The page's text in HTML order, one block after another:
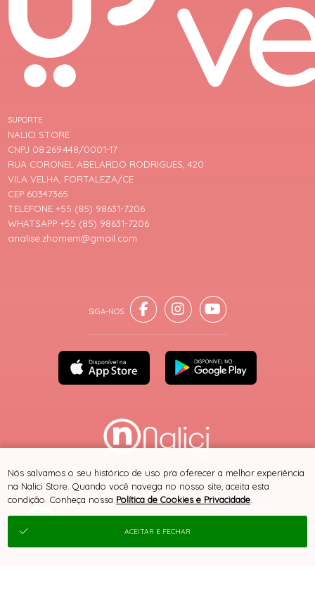
SITE 100% SEGURO PLATAFORMA B2B
SUPORTE
NALICI STORE
CNPJ 08.269.448/0001-17
RUA CORONEL ABELARDO RODRIGUES, 420
VILA VELHA, FORTALEZA/CE
CEP 60347365
TELEFONE +55 (85) 98631-7206
WHATSAPP +55 (85) 98631-7206
analise.zhomem@gmail.com
® TODOS DIREITOS RESERVADOS
Nós salvamos o seu histórico de uso pra oferecer a melhor experiência
na Nalici Store. Quando você navega no nosso site, aceita esta
condição. Conheça nossa Política de Cookies e Privacidade
ACEITAR E FECHAR